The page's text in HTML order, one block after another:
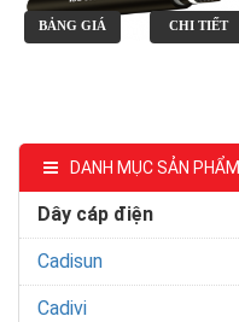
BẢNG GIÁ CHI TIẾT
DANH MỤC SẢN PHẨM
Dây cáp điện
Cadisun
Cadivi